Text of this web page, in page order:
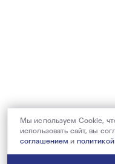
Мы используем Cookie,
использовать сайт, вы
соглашением и